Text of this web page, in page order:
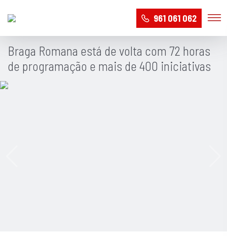
961 061 062
Braga Romana está de volta com 72 horas
de programação e mais de 400 iniciativas